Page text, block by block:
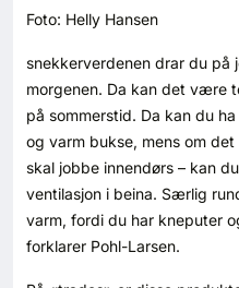
Foto: Helly Hansen
snekkerverdenen drar du på
morgenen. Da kan det være
på sommerstid. Da kan du
og varm bukse, mens om
skal jobbe innendørs – kan
ventilasjon i beina. Særlig
varm, fordi du har kneputer
forklarer Pohl-Larsen.